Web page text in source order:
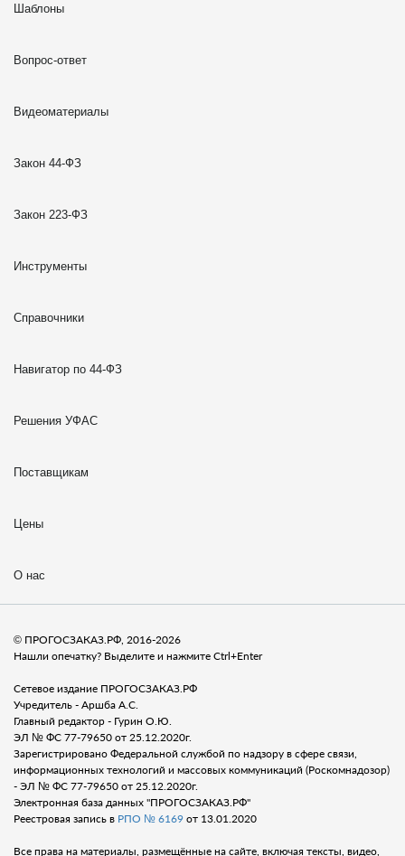
Шаблоны
Вопрос-ответ
Видеоматериалы
Закон 44-ФЗ
Закон 223-ФЗ
Инструменты
Справочники
Навигатор по 44-ФЗ
Решения УФАС
Поставщикам
Цены
О нас
© ПРОГОСЗАКАЗ.РФ, 2016-2026
Нашли опечатку? Выделите и нажмите Ctrl+Enter
Сетевое издание ПРОГОСЗАКАЗ.РФ
Учредитель - Аршба А.С.
Главный редактор - Гурин О.Ю.
ЭЛ № ФС 77-79650 от 25.12.2020г.
Зарегистрировано Федеральной службой по надзору в сфере связи,
информационных технологий и массовых коммуникаций (Роскомнадозор)
- ЭЛ № ФС 77-79650 от 25.12.2020г.
Электронная база данных "ПРОГОСЗАКАЗ.РФ"
Реестровая запись в РПО № 6169 от 13.01.2020
Все права на материалы, размещённые на сайте, включая тексты, видео,